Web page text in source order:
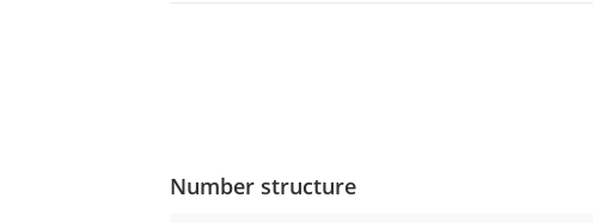
Number structure